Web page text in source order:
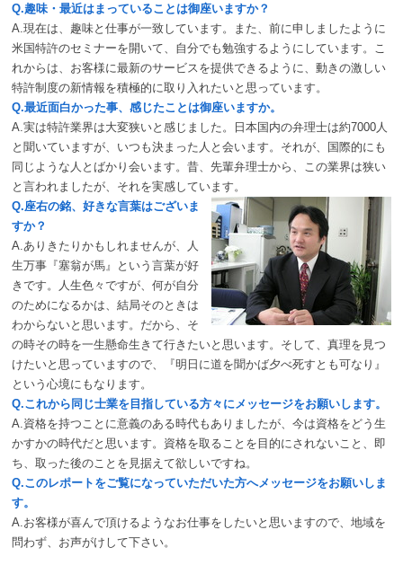
Q.趣味・最近はまっていることは御座いますか？
A.現在は、趣味と仕事が一致しています。また、前に申しましたように
米国特許のセミナーを開いて、自分でも勉強するようにしています。こ
れからは、お客様に最新のサービスを提供できるように、動きの激しい
特許制度の新情報を積極的に取り入れたいと思っています。
Q.最近面白かった事、感じたことは御座いますか。
A.実は特許業界は大変狭いと感じました。日本国内の弁理士は約7000人
と聞いていますが、いつも決まった人と会います。それが、国際的にも
同じような人とばかり会います。昔、先輩弁理士から、この業界は狭い
と言われましたが、それを実感しています。
Q.座右の銘、好きな言葉はございま
すか？
A.ありきたりかもしれませんが、人
生万事『塞翁が馬』という言葉が好
きです。人生色々ですが、何が自分
のためになるかは、結局そのときは
わからないと思います。だから、そ
の時その時を一生懸命生きて行きたいと思います。そして、真理を見つ
けたいと思っていますので、『明日に道を聞かば夕べ死すとも可なり』
という心境にもなります。
Q.これから同じ士業を目指している方々にメッセージをお願いします。
A.資格を持つことに意義のある時代もありましたが、今は資格をどう生
かすかの時代だと思います。資格を取ることを目的にされないこと、即
ち、取った後のことを見据えて欲しいですね。
Q.このレポートをご覧になっていただいた方へメッセージをお願いしま
す。
A.お客様が喜んで頂けるようなお仕事をしたいと思いますので、地域を
問わず、お声がけして下さい。